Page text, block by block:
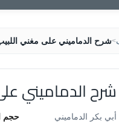
>شرح الدماميني على مغني
الدماميني
بكر الدماميني حجم